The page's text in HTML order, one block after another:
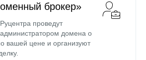
брокер»
проведут
домена о
вашей цене и организуют